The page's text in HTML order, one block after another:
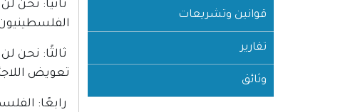
قوانين وتشريعات
تقارير
وثائق
ثالثًا: نحن
تعويض
رابعًا: